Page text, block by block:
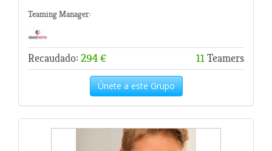
Teaming Manager:
Recaudado: 294 € 11Teamers
Únete a este Grupo